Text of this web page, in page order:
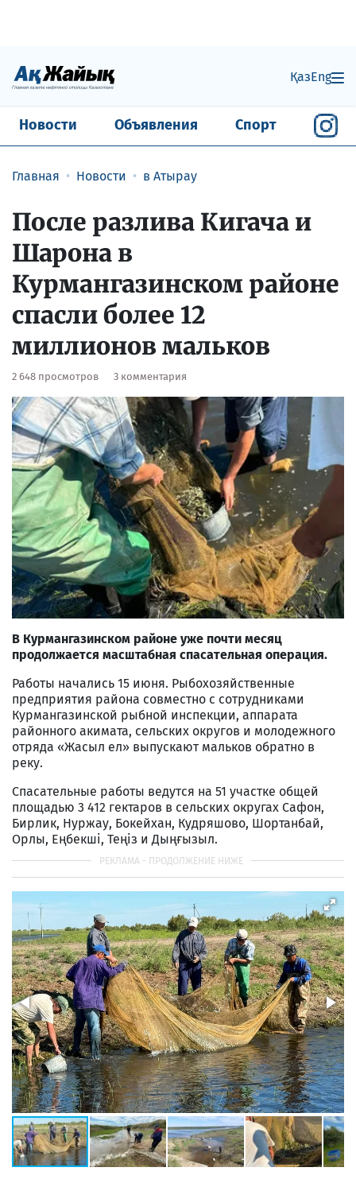
ҚазEng
Новости Объявления Спорт
Главная Новости в Атырау
После разлива Кигача и
Шарона в
Курмангазинском районе
спасли более 12
миллионов мальков
2 648 просмотров 3 комментария
В Курмангазинском районе уже почти месяц
продолжается масштабная спасательная операция.
Работы начались 15 июня. Рыбохозяйственные
предприятия района совместно с сотрудниками
Курмангазинской рыбной инспекции, аппарата
районного акимата, сельских округов и молодежного
отряда «Жасыл ел» выпускают мальков обратно в
реку.
Спасательные работы ведутся на 51 участке общей
площадью 3 412 гектаров в сельских округах Сафон,
Бирлик, Нуржау, Бокейхан, Кудряшово, Шортанбай,
Орлы, Еңбекші, Теңіз и Дыңғызыл.